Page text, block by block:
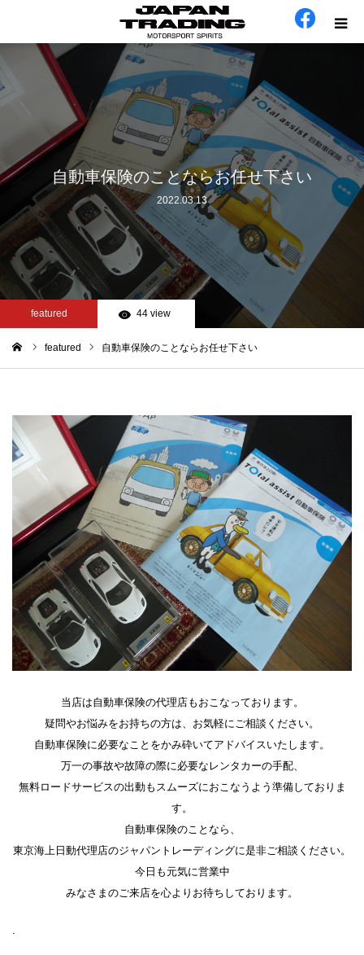
自動車保険のことならお任せ下さい
2022.03.13
featured 44 view
featured 自動車保険のことならお任せ下さい
当店は自動車保険の代理店もおこなっております。
疑問やお悩みをお持ちの方は、お気軽にご相談ください。
自動車保険に必要なことをかみ砕いてアドバイスいたします。
万一の事故や故障の際に必要なレンタカーの手配、
無料ロードサービスの出動もスムーズにおこなうよう準備しておりま
す。
自動車保険のことなら、
東京海上日動代理店のジャパントレーディングに是非ご相談ください。
今日も元気に営業中
みなさまのご来店を心よりお待ちしております。
ホーム
在庫車
会社概要
カテゴリー
工場日誌
お問い合わせ